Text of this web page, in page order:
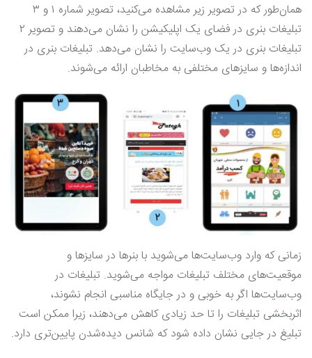
همان‌طور که در تصویر زیر مشاهده می‌کنید، تصویر شماره ۱ و ۳
تبلیغات بنری در فضای یک اپلیکیشن‌ را نشان می‌دهند و تصویر ۲
تبلیغات بنری در یک وب‌سایت را نشان می‌دهد. تبلیغات بنری در
اندازه‌ها و سایز‌های مختلفی به مخاطبان ارائه می‌شوند.
زمانی که وارد وب‌سایت‌ها می‌شوید با بنرها در سایزها و
موقعیت‌های مختلف تبلیغات مواجه می‌شوید. تبلیغات در
وب‌سایت‌ها اگر به خوبی و در جایگاه مناسبی انجام نشوند،
اثربخشی تبلیغات را تا حد زیادی کاهش می‌دهند، زیرا ممکن است
تبلیغ در جایی نشان داده شود که شانس دیده‌شدن پایین‌تری دارد.